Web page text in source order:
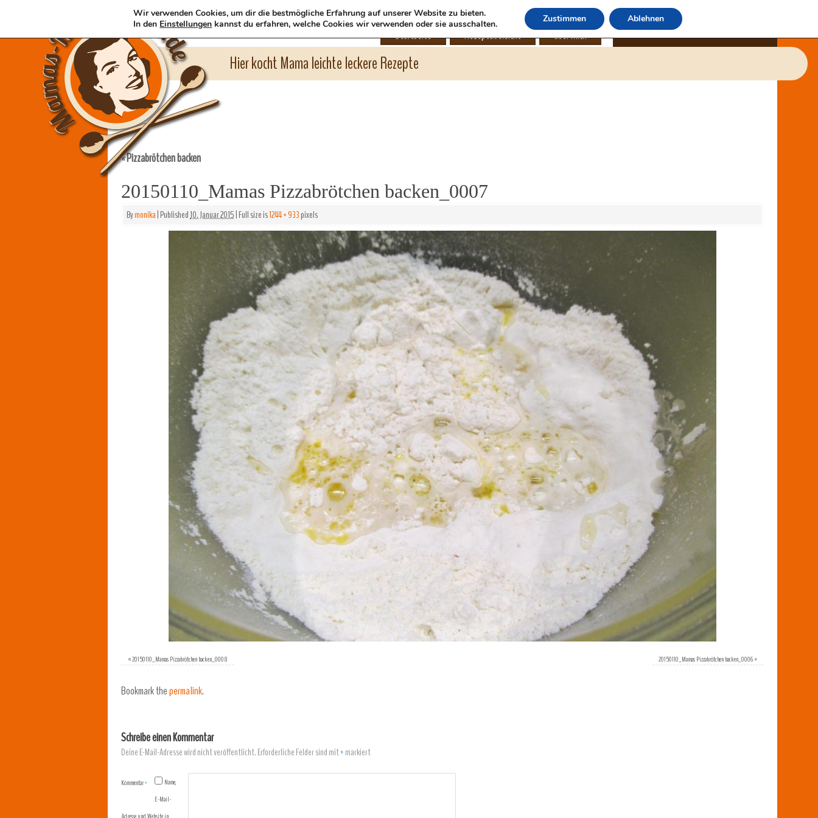
Hier kocht Mama leichte leckere Rezepte
Startseite Rezeptübersicht über mich
«Pizzabrötchen backen
20150110_Mamas Pizzabrötchen backen_0007
Bymonika|Published10. Januar 2015|Full size is1244 × 933pixels
«20150110_Mamas Pizzabrötchen backen_0008 20150110_Mamas Pizzabrötchen backen_0006»
Bookmark thepermalink.
Schreibe einen Kommentar
Deine E-Mail-Adresse wird nicht veröffentlicht.Erforderliche Felder sind mit*markiert
Kommentar*
Name,
E-Mail-
Wir verwenden Cookies, um dir die bestmögliche Erfahrung auf unserer Website zu bieten.
In den Einstellungen kannst du erfahren, welche Cookies wir verwenden oder sie ausschalten. Zustimmen Ablehnen